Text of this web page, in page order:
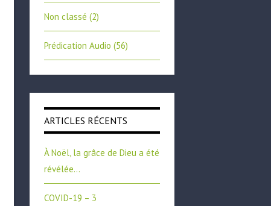
Non classé (2)
Prédication Audio (56)
ARTICLES RÉCENTS
À Noël, la grâce de Dieu a été
révélée…
COVID-19 – 3